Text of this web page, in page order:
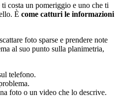
costa un pomeriggio e uno che ti
È come catturi le informazioni
foto sparse e prendere note
al suo punto sulla planimetria,
telefono.
foto o un video che lo descrive.